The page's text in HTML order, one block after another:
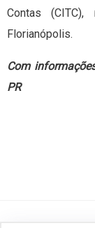
Contas
Florianópolis.
Com
PR